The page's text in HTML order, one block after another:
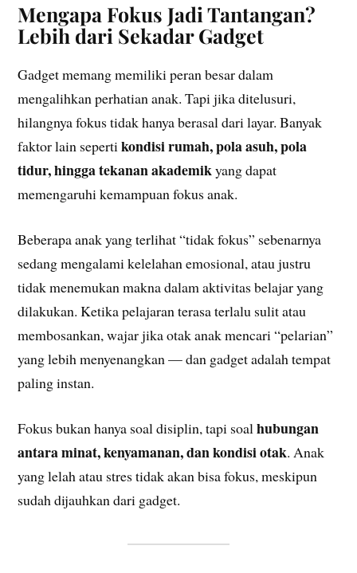
Mengapa Fokus Jadi Tantangan?
Lebih dari Sekadar Gadget
Gadget memang memiliki peran besar dalam
mengalihkan perhatian anak. Tapi jika ditelusuri,
hilangnya fokus tidak hanya berasal dari layar. Banyak
faktor lain sepertikondisi rumah, pola asuh, pola
tidur, hingga tekanan akademikyang dapat
memengaruhi kemampuan fokus anak.
Beberapa anak yang terlihat “tidak fokus” sebenarnya
sedang mengalami kelelahan emosional, atau justru
tidak menemukan makna dalam aktivitas belajar yang
dilakukan. Ketika pelajaran terasa terlalu sulit atau
membosankan, wajar jika otak anak mencari “pelarian”
yang lebih menyenangkan — dan gadget adalah tempat
paling instan.
Fokus bukan hanya soal disiplin, tapi soalhubungan
antara minat, kenyamanan, dan kondisi otak. Anak
yang lelah atau stres tidak akan bisa fokus, meskipun
sudah dijauhkan dari gadget.